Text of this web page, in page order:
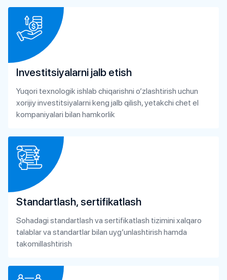
Investitsiyalarni jalb etish
Yuqori texnologik ishlab chiqarishni o’zlashtirish uchun
xorijiy investitsiyalarni keng jalb qilish, yetakchi chet el
kompaniyalari bilan hamkorlik
Standartlash, sertifikatlash
Sohadagi standartlash va sertifikatlash tizimini xalqaro
talablar va standartlar bilan uyg’unlashtirish hamda
takomillashtirish